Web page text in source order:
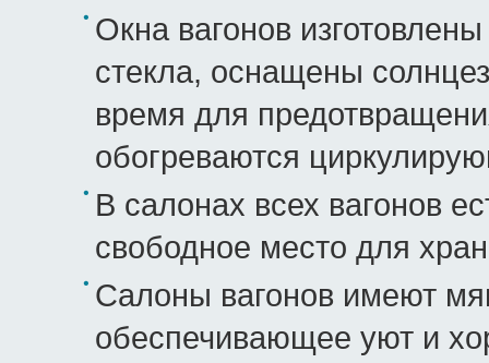
Окна вагонов
стекла, оснащены
время для
обогреваются
В салонах всех вагонов
свободное место для
Салоны вагонов имеют
обеспечивающее уют и